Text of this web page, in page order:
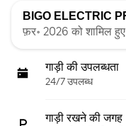
फ़र॰ 2026 को शामिल हुए
गाड़ी की उपलब्धता
24/7 उपलब्ध
गाड़ी रखने की जगह